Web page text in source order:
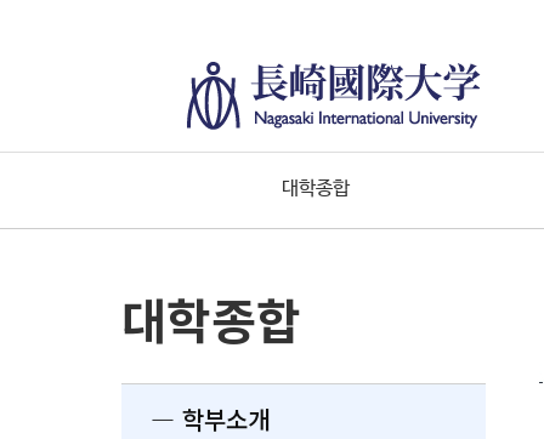
대학종합
대학종합
― 학부소개